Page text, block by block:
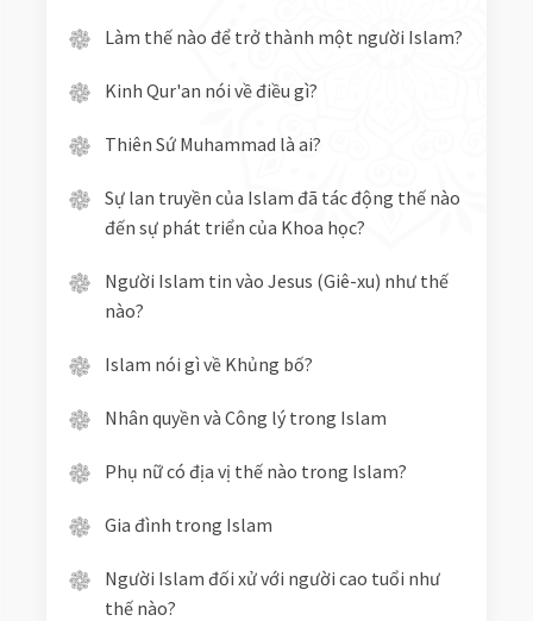
Làm thế nào để trở thành một người Islam?
Kinh Qur'an nói về điều gì?
Thiên Sứ Muhammad là ai?
Sự lan truyền của Islam đã tác động thế nào
đến sự phát triển của Khoa học?
Người Islam tin vào Jesus (Giê-xu) như thế
nào?
Islam nói gì về Khủng bố?
Nhân quyền và Công lý trong Islam
Phụ nữ có địa vị thế nào trong Islam?
Gia đình trong Islam
Người Islam đối xử với người cao tuổi như
thế nào?